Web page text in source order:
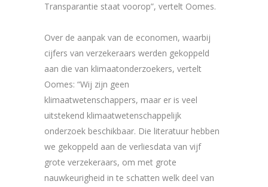
Transparantie staat voorop”, vertelt Oomes.
Over de aanpak van de economen, waarbij
cijfers van verzekeraars werden gekoppeld
aan die van klimaatonderzoekers, vertelt
Oomes: “Wij zijn geen
klimaatwetenschappers, maar er is veel
uitstekend klimaatwetenschappelijk
onderzoek beschikbaar. Die literatuur hebben
we gekoppeld aan de verliesdata van vijf
grote verzekeraars, om met grote
nauwkeurigheid in te schatten welk deel van